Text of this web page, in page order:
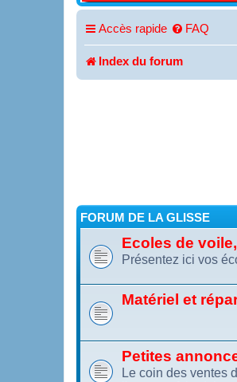
Accès rapide FAQ
Index du forum
FORUM DE LA GLISSE
Ecoles de
Présentez ici vos
Matériel et
Petites
Le coin des ventes